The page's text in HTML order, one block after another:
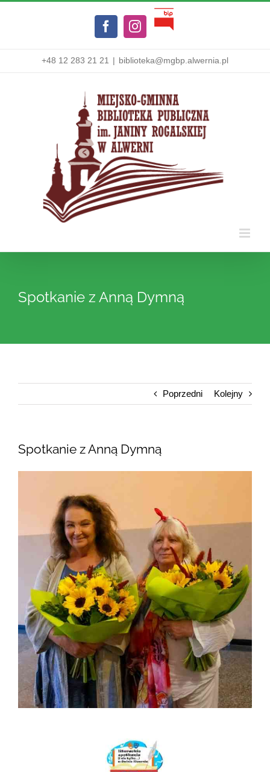
FacebookInstagram
Biuletyn
+48 12 283 21 21 | biblioteka@mgbp.alwernia.pl
Spotkanie z Anną Dymną
Poprzedni Kolejny
Spotkanie z Anną Dymną